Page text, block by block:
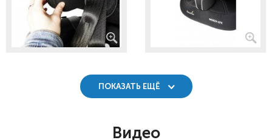
ПОКАЗАТЬ ЕЩЁ
Видео